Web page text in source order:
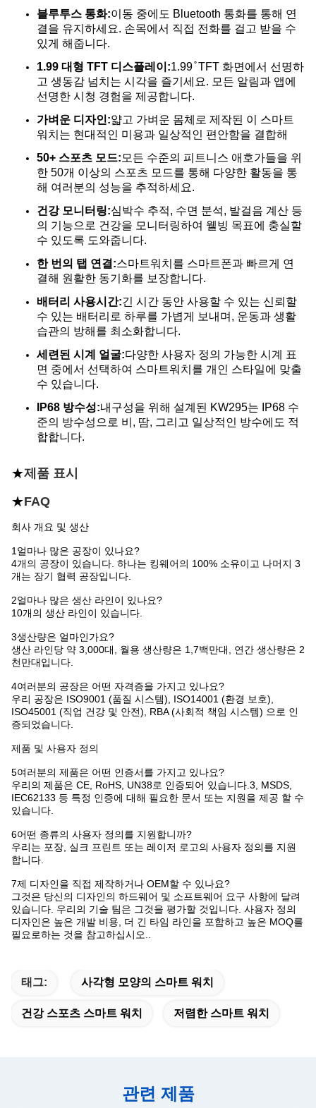
블루투스 통화:이동 중에도 Bluetooth 통화를 통해 연
결을 유지하세요. 손목에서 직접 전화를 걸고 받을 수
있게 해줍니다.
1.99 대형 TFT 디스플레이:1.99 ̊ TFT 화면에서 선명하
고 생동감 넘치는 시각을 즐기세요. 모든 알림과 앱에
선명한 시청 경험을 제공합니다.
가벼운 디자인:얇고 가벼운 몸체로 제작된 이 스마트
워치는 현대적인 미용과 일상적인 편안함을 결합해
50+ 스포츠 모드: 모든 수준의 피트니스 애호가들을 위
한 50개 이상의 스포츠 모드를 통해 다양한 활동을 통
해 여러분의 성능을 추적하세요.
건강 모니터링:심박수 추적, 수면 분석, 발걸음 계산 등
의 기능으로 건강을 모니터링하여 웰빙 목표에 충실할
수 있도록 도와줍니다.
한 번의 탭 연결:스마트워치를 스마트폰과 빠르게 연
결해 원활한 동기화를 보장합니다.
배터리 사용시간:긴 시간 동안 사용할 수 있는 신뢰할
수 있는 배터리로 하루를 가볍게 보내며, 운동과 생활
습관의 방해를 최소화합니다.
세련된 시계 얼굴:다양한 사용자 정의 가능한 시계 표
면 중에서 선택하여 스마트워치를 개인 스타일에 맞출
수 있습니다.
IP68 방수성:내구성을 위해 설계된 KW295는 IP68 수
준의 방수성으로 비, 땀, 그리고 일상적인 방수에도 적
합합니다.
★제품 표시
★FAQ
회사 개요 및 생산
1얼마나 많은 공장이 있나요?
4개의 공장이 있습니다. 하나는 킹웨어의 100% 소유이고 나머지 3
개는 장기 협력 공장입니다.
2얼마나 많은 생산 라인이 있나요?
10개의 생산 라인이 있습니다.
3생산량은 얼마인가요?
생산 라인당 약 3,000대, 월용 생산량은 1,7백만대, 연간 생산량은 2
천만대입니다.
4여러분의 공장은 어떤 자격증을 가지고 있나요?
우리 공장은 ISO9001 (품질 시스템), ISO14001 (환경 보호),
ISO45001 (직업 건강 및 안전), RBA (사회적 책임 시스템) 으로 인
증되었습니다.
제품 및 사용자 정의
5여러분의 제품은 어떤 인증서를 가지고 있나요?
우리의 제품은 CE, RoHS, UN38로 인증되어 있습니다.3, MSDS,
IEC62133 등 특정 인증에 대해 필요한 문서 또는 지원을 제공 할 수
있습니다.
6어떤 종류의 사용자 정의를 지원합니까?
우리는 포장, 실크 프린트 또는 레이저 로고의 사용자 정의를 지원
합니다.
7제 디자인을 직접 제작하거나 OEM할 수 있나요?
그것은 당신의 디자인의 하드웨어 및 소프트웨어 요구 사항에 달려
있습니다. 우리의 기술 팀은 그것을 평가할 것입니다. 사용자 정의
디자인은 높은 개발 비용, 더 긴 타임 라인을 포함하고 높은 MOQ를
필요로하는 것을 참고하십시오..
태그: 사각형 모양의 스마트 워치
건강 스포츠 스마트 워치 저렴한 스마트 워치
관련 제품